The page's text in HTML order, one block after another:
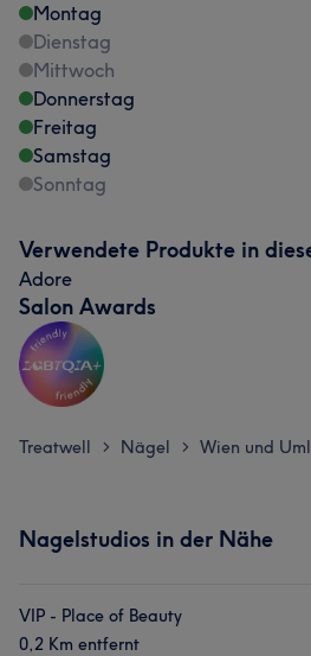
Montag
Dienstag
Mittwoch
Donnerstag
Freitag
Samstag
Sonntag
Verwendete Produkte in
Adore
Salon Awards
Treatwell > Nägel > Wien und
Nagelstudios in der Nähe
VIP - Place of Beauty
0,2 Km entfernt